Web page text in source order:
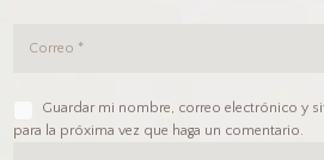
Guardar mi nombre, correo electrónico y
para la próxima vez que haga un comentario.